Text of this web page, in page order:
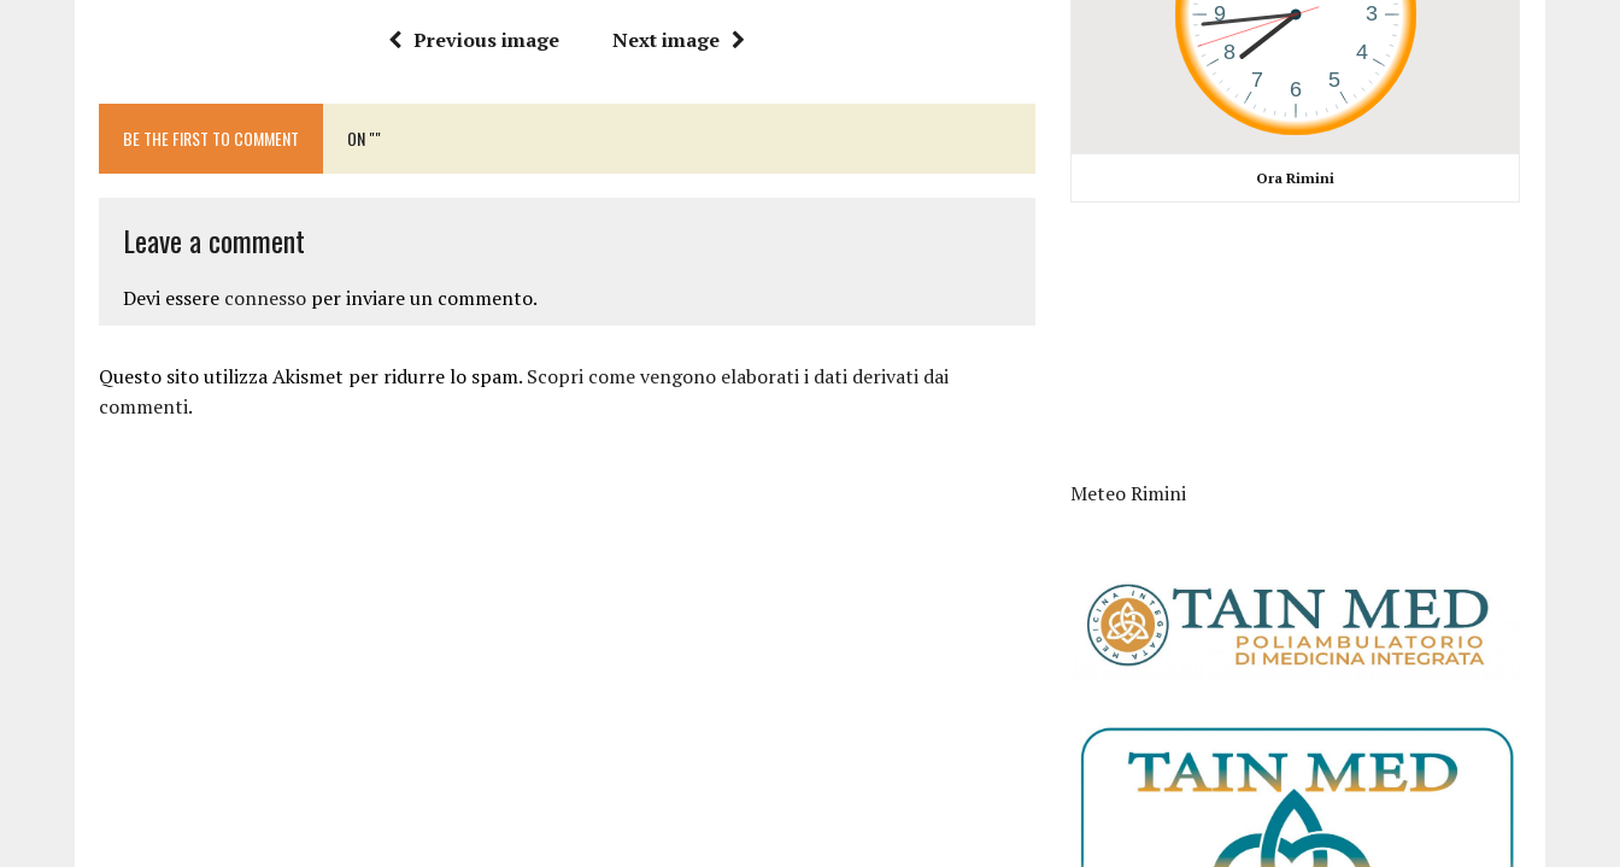
CATTOLICA, I FRATELLI RAUCCI CONFERMANO LA LORO STELLA DEL PREMIO GUIDA CHEF DI PIZZA: “UN GRANDE ONORE”
Previous image Next image
BE THE FIRST TO COMMENT ON ""
Leave a comment
Devi essere connesso per inviare un commento.
Questo sito utilizza Akismet per ridurre lo spam. Scopri come vengono elaborati i dati derivati dai
commenti.
Ora Rimini
Meteo Rimini